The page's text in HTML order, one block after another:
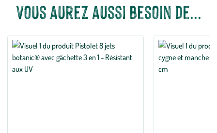
Vous aurez aussi besoin de...